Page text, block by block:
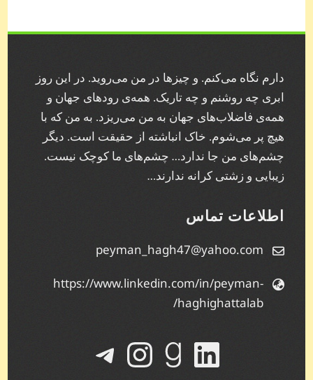
دارم نگاه می‌کنم. و چیز‌ها در من می‌روید. در این روز
ابری چه روشنم و چه تاریک. همه‌ی رودهای جهان و
همه‌ی فاضلاب‌های جهان به من می‌ریزد. به من که با
هیچ پر می‌شوم. خاک انباشته از حقیقت است. دیگر
چشم‌های من جا ندارد… چشم‌های ما کوچک نیست.
زیبایی و زشتی کرانه ندارند…
اطلاعات تماس
peyman_hagh47@yahoo.com
https://www.linkedin.com/in/peyman-
haghighattalab/
لینکداین
گودریدز
اینستاگرم
تلگرام